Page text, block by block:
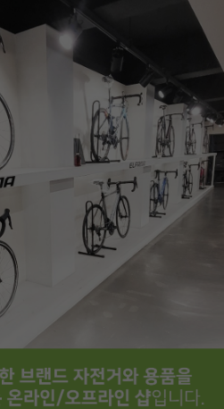
페이코 ID로